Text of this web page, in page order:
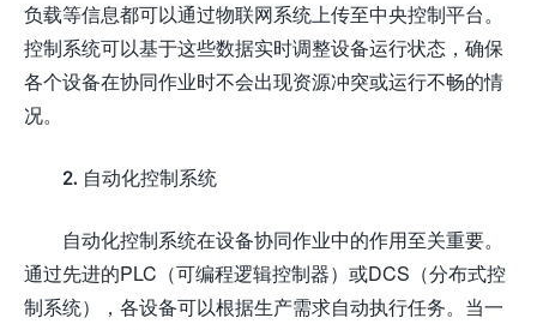
负载等信息都可以通过物联网系统上传至中央控制平台。
控制系统可以基于这些数据实时调整设备运行状态，确保
各个设备在协同作业时不会出现资源冲突或运行不畅的情
况。
2. 自动化控制系统
自动化控制系统在设备协同作业中的作用至关重要。
通过先进的PLC（可编程逻辑控制器）或DCS（分布式控
制系统），各设备可以根据生产需求自动执行任务。当一